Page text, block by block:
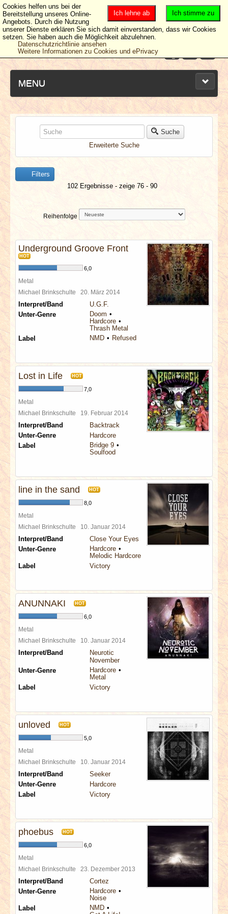
MENU
NEUESTE ARTIKEL
NEWS & DATES
BERICHTE
VERLOSUNGEN
SPECIALS
REDAKTION
LINKS
ARCHIV
Suche
Erweiterte Suche
Filters
102 Ergebnisse - zeige 76 - 90
Reihenfolge
Underground Groove Front
HOT
6,0
Metal
Michael Brinkschulte 20. März 2014
Interpret/Band
U.G.F.
Unter-Genre
Doom
Hardcore
Thrash Metal
Label
NMD Refused
Lost in Life HOT
7,0
Metal
Michael Brinkschulte 19. Februar 2014
Interpret/Band
Backtrack
Unter-Genre
Hardcore
Label
Bridge 9
Soulfood
line in the sand HOT
8,0
Metal
Michael Brinkschulte 10. Januar 2014
Interpret/Band
Close Your Eyes
Unter-Genre
Hardcore
Melodic Hardcore
Label
Victory
ANUNNAKI HOT
6,0
Metal
Michael Brinkschulte 10. Januar 2014
Interpret/Band
Neurotic
November
Unter-Genre
Hardcore
Metal
Label
Victory
unloved HOT
5,0
Metal
Michael Brinkschulte 10. Januar 2014
Interpret/Band
Seeker
Unter-Genre
Hardcore
Label
Victory
phoebus HOT
6,0
Metal
Michael Brinkschulte 23. Dezember 2013
Interpret/Band
Cortez
Unter-Genre
Hardcore
Noise
Label
NMD
Ich stimme zu
Ich lehne ab
Cookies helfen uns bei der
Bereitstellung unseres Online-
Angebots. Durch die Nutzung
unserer Dienste erklären Sie sich damit einverstanden, dass wir Cookies
setzen. Sie haben auch die Möglichkeit abzulehnen.
Datenschutzrichtlinie ansehen
Weitere Informationen zu Cookies und ePrivacy